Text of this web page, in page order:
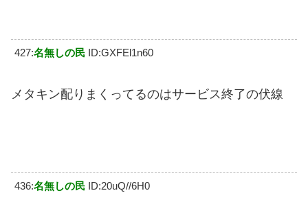
427:名無しの民 ID:GXFEl1n60
メタキン配りまくってるのはサービス終了の伏線
436:名無しの民 ID:20uQ//6H0